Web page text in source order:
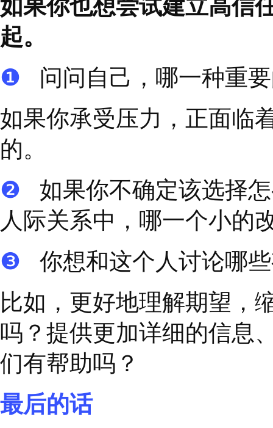
板……这样很容易造
率低，员工的主动性
相反，在Context 的环
的，更容易激发员工
例如，字节同事之间
师等等。尽量淡化岗
级来一起工作。张一
总，说明官僚文化已
样一来，就没人敢给“
领导者要主动营造公
没有负担，可以充分